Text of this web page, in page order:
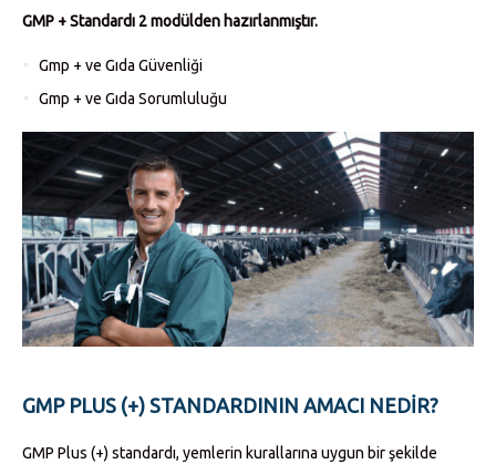
GMP + Standardı 2 modülden hazırlanmıştır.
Gmp + ve Gıda Güvenliği
Gmp + ve Gıda Sorumluluğu
GMP PLUS (+) STANDARDININ AMACI NEDIR?
GMP Plus (+) standardı, yemlerin kurallarına uygun bir şekilde